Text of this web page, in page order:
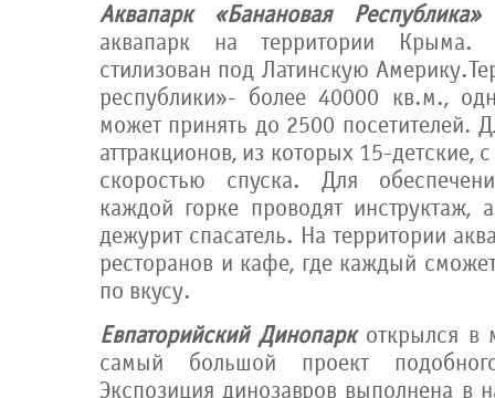
Аквапарк «Банановая Республика»
аквапарк на территории
стилизован под Латинскую
республики»- более 40000 кв.м.,
может принять до 2500 посетителей.
аттракционов, из которых 15-детские,
скоростью спуска. Для
каждой горке проводят инструктаж,
дежурит спасатель. На территории
ресторанов и кафе, где каждый
по вкусу.
Евпаторийский Динопаркоткрылся в
самый большой проект
Экспозиция динозавров выполнена в